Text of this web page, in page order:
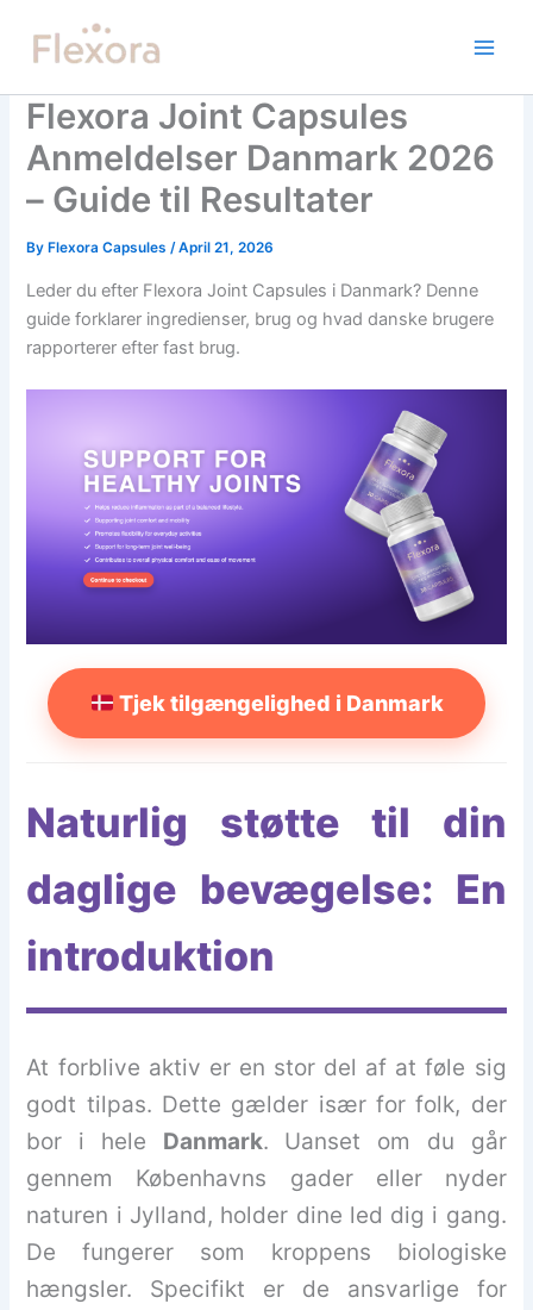
content
Flexora Joint Capsules
Anmeldelser Danmark 2026
– Guide til Resultater
By Flexora Capsules/April 21, 2026
Leder du efter Flexora Joint Capsules i Danmark? Denne
guide forklarer ingredienser, brug og hvad danske brugere
rapporterer efter fast brug.
Tjek tilgængelighed i Danmark
Naturlig støtte til din
daglige bevægelse: En
introduktion
At forblive aktiv er en stor del af at føle sig
godt tilpas. Dette gælder især for folk, der
bor i hele Danmark. Uanset om du går
gennem Københavns gader eller nyder
naturen i Jylland, holder dine led dig i gang.
De fungerer som kroppens biologiske
hængsler. Specifikt er de ansvarlige for